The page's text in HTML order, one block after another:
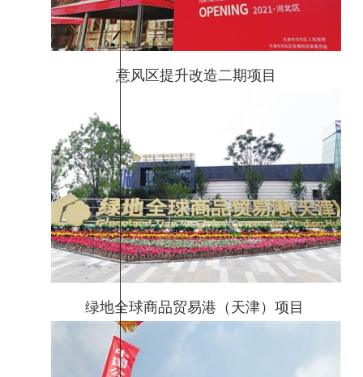
意风区提升改造二期项目
绿地全球商品贸易港（天津）项目